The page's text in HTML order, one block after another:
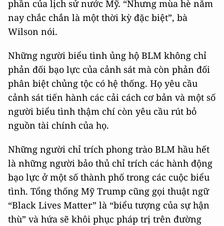
phần của lịch sử nước Mỹ. “Nhưng mùa hè năm
nay chắc chắn là một thời kỳ đặc biệt”, bà
Wilson nói.
Những người biểu tình ủng hộ BLM không chỉ
phản đối bạo lực của cảnh sát mà còn phản đối
phân biệt chủng tộc có hệ thống. Họ yêu cầu
cảnh sát tiến hành các cải cách cơ bản và một số
người biểu tình thậm chí còn yêu cầu rút bỏ
nguồn tài chính của họ.
Những người chỉ trích phong trào BLM hầu hết
là những người bảo thủ chỉ trích các hành động
bạo lực ở một số thành phố trong các cuộc biểu
tình. Tổng thống Mỹ Trump cũng gọi thuật ngữ
“Black Lives Matter” là “biểu tượng của sự hận
thù” và hứa sẽ khôi phục pháp trị trên đường